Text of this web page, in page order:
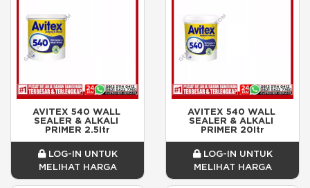
AVITEX 540 WALL
SEALER & ALKALI
PRIMER 2.5ltr
LOG-IN UNTUK
MELIHAT HARGA
AVITEX 540 WALL
SEALER & ALKALI
PRIMER 20ltr
LOG-IN UNTUK
MELIHAT HARGA